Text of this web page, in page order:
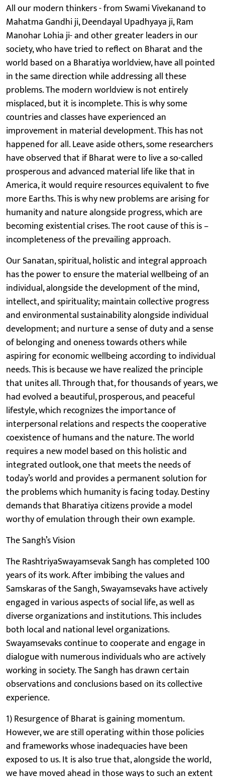
All our modern thinkers - from Swami Vivekanand to
Mahatma Gandhi ji, Deendayal Upadhyaya ji, Ram
Manohar Lohia ji- and other greater leaders in our
society, who have tried to reflect on Bharat and the
world based on a Bharatiya worldview, have all pointed
in the same direction while addressing all these
problems. The modern worldview is not entirely
misplaced, but it is incomplete. This is why some
countries and classes have experienced an
improvement in material development. This has not
happened for all. Leave aside others, some researchers
have observed that if Bharat were to live a so-called
prosperous and advanced material life like that in
America, it would require resources equivalent to five
more Earths. This is why new problems are arising for
humanity and nature alongside progress, which are
becoming existential crises. The root cause of this is –
incompleteness of the prevailing approach.
Our Sanatan, spiritual, holistic and integral approach
has the power to ensure the material wellbeing of an
individual, alongside the development of the mind,
intellect, and spirituality; maintain collective progress
and environmental sustainability alongside individual
development; and nurture a sense of duty and a sense
of belonging and oneness towards others while
aspiring for economic wellbeing according to individual
needs. This is because we have realized the principle
that unites all. Through that, for thousands of years, we
had evolved a beautiful, prosperous, and peaceful
lifestyle, which recognizes the importance of
interpersonal relations and respects the cooperative
coexistence of humans and the nature. The world
requires a new model based on this holistic and
integrated outlook, one that meets the needs of
today’s world and provides a permanent solution for
the problems which humanity is facing today. Destiny
demands that Bharatiya citizens provide a model
worthy of emulation through their own example.
The Sangh’s Vision
The RashtriyaSwayamsevak Sangh has completed 100
years of its work. After imbibing the values and
Samskaras of the Sangh, Swayamsevaks have actively
engaged in various aspects of social life, as well as
diverse organizations and institutions. This includes
both local and national level organizations.
Swayamsevaks continue to cooperate and engage in
dialogue with numerous individuals who are actively
working in society. The Sangh has drawn certain
observations and conclusions based on its collective
experience.
1) Resurgence of Bharat is gaining momentum.
However, we are still operating within those policies
and frameworks whose inadequacies have been
exposed to us. It is also true that, alongside the world,
we have moved ahead in those ways to such an extent